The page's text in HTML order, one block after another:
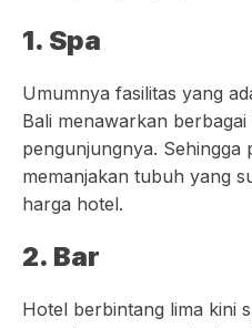
1. Spa
Umumnya fasilitas yang
Bali menawarkan
pengunjungnya. Sehingga
memanjakan tubuh yang
harga hotel.
2. Bar
Hotel berbintang lima kini